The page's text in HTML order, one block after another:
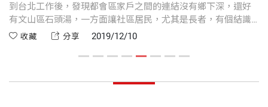
到台北工作後，發現都會區家戶之間的連結沒有鄉下深，還好
有文山區石頭湯，一方面讓社區居民，尤其是長者，有個結識
朋友的地方，不再每天單獨窩在家中，而站點的護理師或志工
收藏 分享 2019/12/10